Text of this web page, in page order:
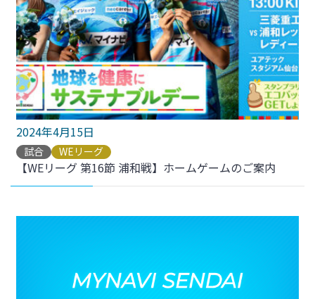
2024年4月15日
試合 WEリーグ
【WEリーグ 第16節 浦和戦】ホームゲームのご案内